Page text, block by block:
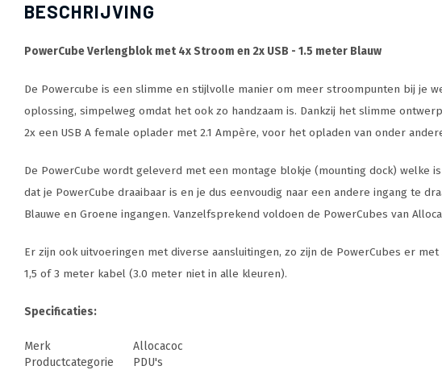
BESCHRIJVING
PowerCube Verlengblok met 4x Stroom en 2x USB - 1.5 meter Blauw
De Powercube is een slimme en stijlvolle manier om meer stroompunten bij je
oplossing, simpelweg omdat het ook zo handzaam is. Dankzij het slimme
2x een USB A female oplader met 2.1 Ampère, voor het opladen van onder
De PowerCube wordt geleverd met een montage blokje (mounting dock)
dat je PowerCube draaibaar is en je dus eenvoudig naar een andere ingang te
Blauwe en Groene ingangen. Vanzelfsprekend voldoen de PowerCubes van
Er zijn ook uitvoeringen met diverse aansluitingen, zo zijn de PowerCubes er
1,5 of 3 meter kabel (3.0 meter niet in alle kleuren).
Specificaties:
Merk
Allocacoc
Productcategorie
PDU's